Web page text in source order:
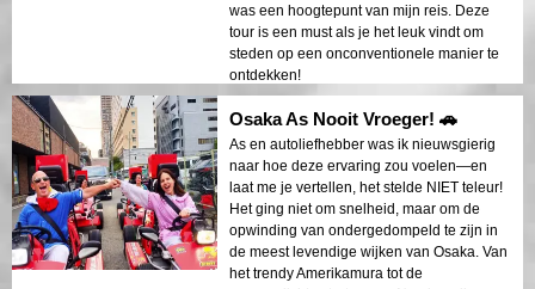
was een hoogtepunt van mijn reis. Deze
tour is een must als je het leuk vindt om
steden op een onconventionele manier te
ontdekken!
Osaka As Nooit Vroeger! 🚗
As en autoliefhebber was ik nieuwsgierig
naar hoe deze ervaring zou voelen—en
laat me je vertellen, het stelde NIET teleur!
Het ging niet om snelheid, maar om de
opwinding van ondergedompeld te zijn in
de meest levendige wijken van Osaka. Van
het trendy Amerikamura tot de